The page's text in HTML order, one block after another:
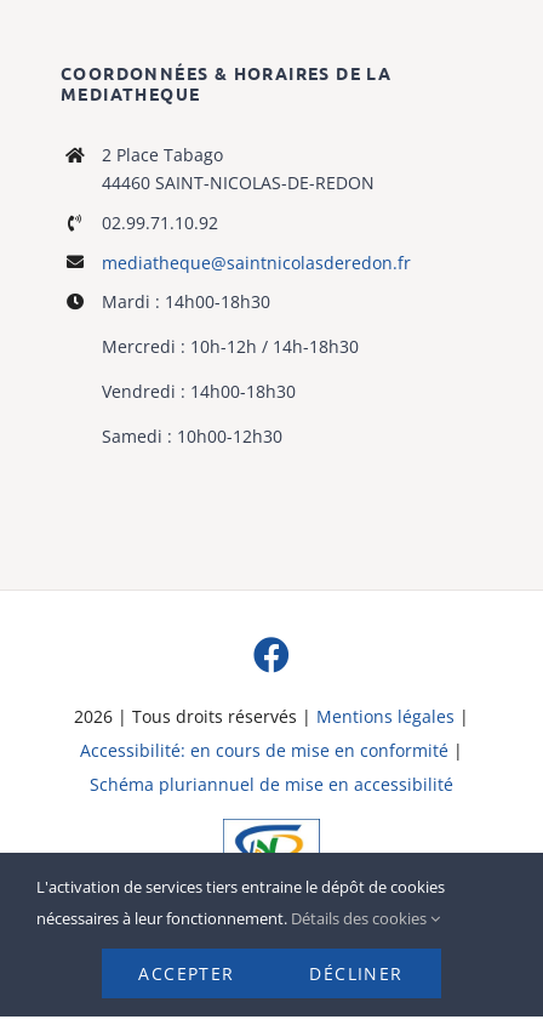
COORDONNÉES & HORAIRES DE LA
MEDIATHEQUE
2 Place Tabago
44460 SAINT-NICOLAS-DE-REDON
02.99.71.10.92
mediatheque@saintnicolasderedon.fr
Mardi : 14h00-18h30
Mercredi : 10h-12h / 14h-18h30
Vendredi : 14h00-18h30
Samedi : 10h00-12h30
2026 | Tous droits réservés | Mentions légales |
Accessibilité: en cours de mise en conformité |
Schéma pluriannuel de mise en accessibilité
L'activation de services tiers entraine le dépôt de cookies
nécessaires à leur fonctionnement. Détails des cookies
ACCEPTER DÉCLINER